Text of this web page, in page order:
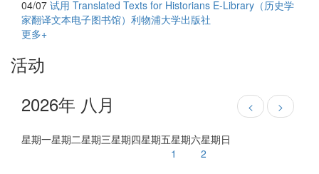
04/07 试用 Translated Texts for Historians E-Library（历史学
家翻译文本电子图书馆）利物浦大学出版社
更多+
活动
2026年 八月
< >
星期一星期二星期三星期四星期五星期六星期日
1
2